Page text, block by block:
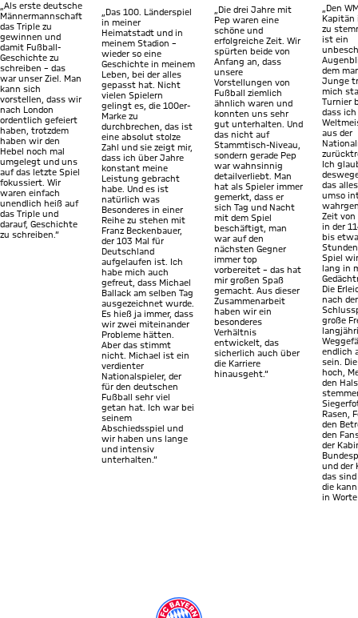
„Als erste deutsche
Männermannschaft
das Triple zu
gewinnen und
damit Fußball-
Geschichte zu
schreiben – das
war unser Ziel. Man
kann sich
vorstellen, dass wir
nach London
ordentlich gefeiert
haben, trotzdem
haben wir den
Hebel noch mal
umgelegt und uns
auf das letzte Spiel
fokussiert. Wir
waren einfach
unendlich heiß auf
das Triple und
darauf, Geschichte
zu schreiben.“
„Das 100. Länderspiel
in meiner
Heimatstadt und in
meinem Stadion –
wieder so eine
Geschichte in meinem
Leben, bei der alles
gepasst hat. Nicht
vielen Spielern
gelingt es, die 100er-
Marke zu
durchbrechen, das ist
eine absolut stolze
Zahl und sie zeigt mir,
dass ich über Jahre
konstant meine
Leistung gebracht
habe. Und es ist
natürlich was
Besonderes in einer
Reihe zu stehen mit
Franz Beckenbauer,
der 103 Mal für
Deutschland
aufgelaufen ist. Ich
habe mich auch
gefreut, dass Michael
Ballack am selben Tag
ausgezeichnet wurde.
Es hieß ja immer, dass
wir zwei miteinander
Probleme hätten.
Aber das stimmt
nicht. Michael ist ein
verdienter
Nationalspieler, der
für den deutschen
Fußball sehr viel
getan hat. Ich war bei
seinem
Abschiedsspiel und
wir haben uns lange
und intensiv
unterhalten.“
„Die drei Jahre mit
Pep waren eine
schöne und
erfolgreiche Zeit. Wir
spürten beide von
Anfang an, dass
unsere
Vorstellungen von
Fußball ziemlich
ähnlich waren und
konnten uns sehr
gut unterhalten. Und
das nicht auf
Stammtisch-Niveau,
sondern gerade Pep
war wahnsinnig
detailverliebt. Man
hat als Spieler immer
gemerkt, dass er
sich Tag und Nacht
mit dem Spiel
beschäftigt, man
war auf den
nächsten Gegner
immer top
vorbereitet – das hat
mir großen Spaß
gemacht. Aus dieser
Zusammenarbeit
haben wir ein
besonderes
Verhältnis
entwickelt, das
sicherlich auch über
die Karriere
hinausgeht.“
„Den
Kapitän
zu
ist ein
dem
Junge
mich
Turnier
dass
aus der
Ich
das
umso
Zeit von
in der
bis
Spiel
lang in
Die
nach
große
endlich
sein.
hoch,
den
Rasen,
den
den
der
und der
das
die
in